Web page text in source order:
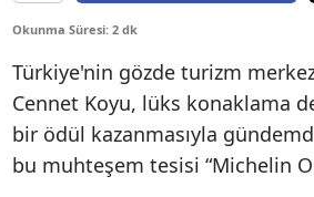
Okunma Süresi: 2 dk
Türkiye'nin gözde turizm
Cennet Koyu, lüks konaklama
bir ödül kazanmasıyla
bu muhteşem tesisi “Michelin